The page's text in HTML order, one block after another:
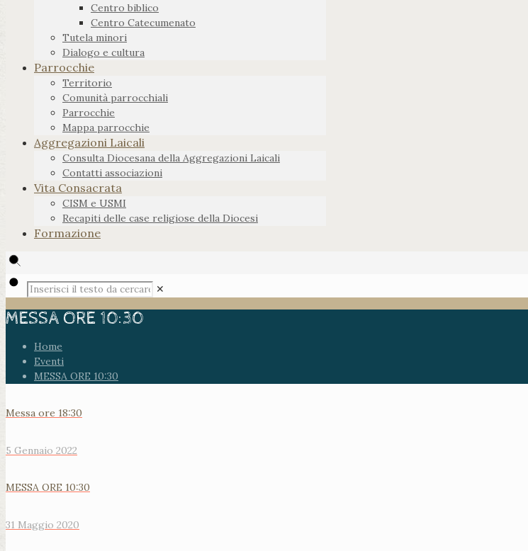
Centro biblico
Centro Catecumenato
Tutela minori
Dialogo e cultura
Parrocchie
Territorio
Comunità parrocchiali
Parrocchie
Mappa parrocchie
Aggregazioni Laicali
Consulta Diocesana della Aggregazioni Laicali
Contatti associazioni
Vita Consacrata
CISM e USMI
Recapiti delle case religiose della Diocesi
Formazione
✕
MESSA ORE 10:30
Home
Eventi
MESSA ORE 10:30
Messa ore 18:30
5 Gennaio 2022
MESSA ORE 10:30
31 Maggio 2020